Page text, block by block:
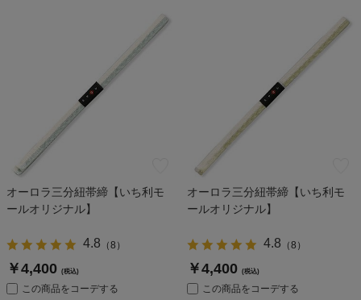
オーロラ三分紐帯締【いち利モ
ールオリジナル】
4.8 （8 ）
￥4,400 (税込)
この商品をコーデする
オーロラ三分紐帯締【いち利モ
ールオリジナル】
4.8 （8 ）
￥4,400 (税込)
この商品をコーデする